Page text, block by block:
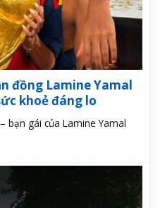
đồng Lamine Yamal
khoẻ đáng lo
bạn gái của Lamine Yamal